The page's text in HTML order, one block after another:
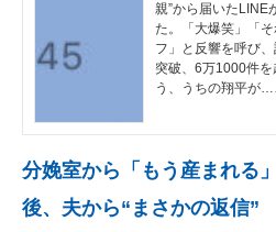
親”から届いたLINE
た。「大爆笑」「
フ」と反響を呼び
突破、6万1000件を
う、うちの翔平
分娩室から「もう産まれる
後、夫から“まさかの返信